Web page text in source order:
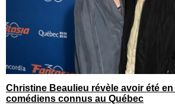
Christine Beaulieu révèle avoir été
comédiens connus au Québec